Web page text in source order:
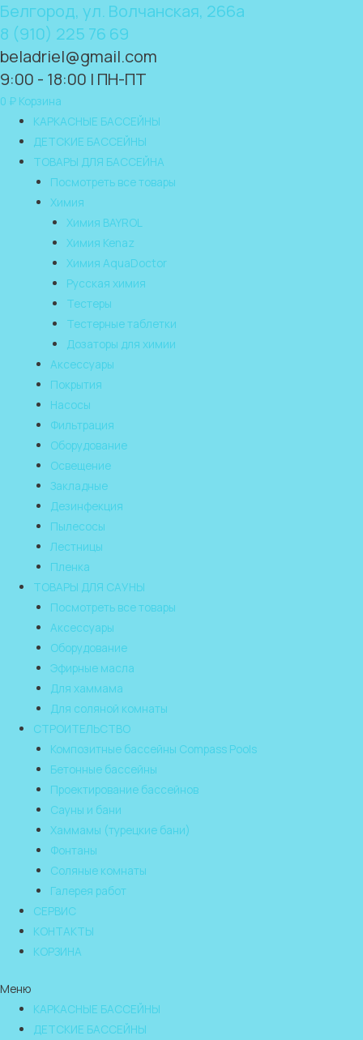
Белгород, ул. Волчанская, 266а
8 (910) 225 76 69
beladriel@gmail.com
9:00 - 18:00 | ПН-ПТ
0 ₽ Корзина
КАРКАСНЫЕ БАССЕЙНЫ
ДЕТСКИЕ БАССЕЙНЫ
ТОВАРЫ ДЛЯ БАССЕЙНА
Посмотреть все товары
Химия
Химия BAYROL
Химия Kenaz
Химия AquaDoctor
Русская химия
Тестеры
Тестерные таблетки
Дозаторы для химии
Аксессуары
Покрытия
Насосы
Фильтрация
Оборудование
Освещение
Закладные
Дезинфекция
Пылесосы
Лестницы
Пленка
ТОВАРЫ ДЛЯ САУНЫ
Посмотреть все товары
Аксессуары
Оборудование
Эфирные масла
Для хаммама
Для соляной комнаты
СТРОИТЕЛЬСТВО
Композитные бассейны Compass Pools
Бетонные бассейны
Проектирование бассейнов
Сауны и бани
Хаммамы (турецкие бани)
Фонтаны
Соляные комнаты
Галерея работ
СЕРВИС
КОНТАКТЫ
КОРЗИНА
Меню
КАРКАСНЫЕ БАССЕЙНЫ
ДЕТСКИЕ БАССЕЙНЫ